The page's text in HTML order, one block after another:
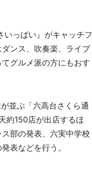
っぱい』がキャッチフ
ンス、吹奏楽、ライブ
グルメ派の方にもおす
並ぶ「六高台さくら通
約150店が出店するほ
部の発表、六実中学校
表などを行う。